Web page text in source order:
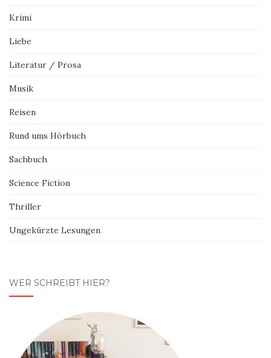
Krimi
Liebe
Literatur / Prosa
Musik
Reisen
Rund ums Hörbuch
Sachbuch
Science Fiction
Thriller
Ungekürzte Lesungen
WER SCHREIBT HIER?